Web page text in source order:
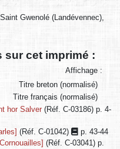
Gwenolé (Landévennec),
sur cet imprimé :
Affichage :
Titre breton (normalisé)
Titre français (normalisé)
hor Salver (Réf. C-03186) p. 4-
(Réf. C-01042)
p. 43-44
(Réf. C-03041) p.